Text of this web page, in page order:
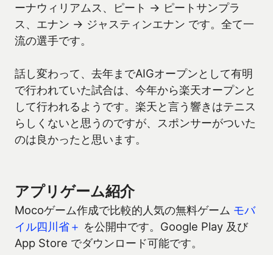
ーナウィリアムス、ピート → ピートサンプラ
ス、エナン → ジャスティンエナン です。全て一
流の選手です。
話し変わって、去年までAIGオープンとして有明
で行われていた試合は、今年から楽天オープンと
して行われるようです。楽天と言う響きはテニス
らしくないと思うのですが、スポンサーがついた
のは良かったと思います。
アプリゲーム紹介
Mocoゲーム作成で比較的人気の無料ゲーム モバ
イル四川省＋ を公開中です。Google Play 及び
App Store でダウンロード可能です。